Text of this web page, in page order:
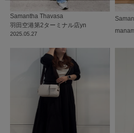
2025.05.27
Samantha Thavasa
羽田空港第2ターミナル店yn